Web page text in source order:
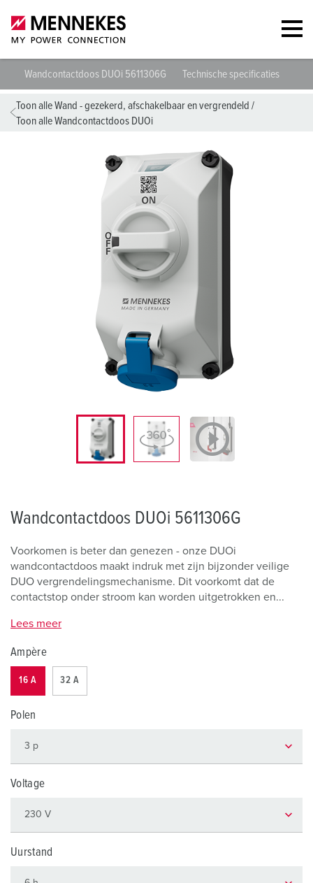
Wandcontactdoos DUOi 5611306G Technische specificaties
Toon alle Wand - gezekerd, afschakelbaar en vergrendeld /
Toon alle Wandcontactdoos DUOi
Wandcontactdoos DUOi 5611306G
Voorkomen is beter dan genezen - onze DUOi
wandcontactdoos maakt indruk met zijn bijzonder veilige
DUO vergrendelingsmechanisme. Dit voorkomt dat de
contactstop onder stroom kan worden uitgetrokken en...
Lees meer
Ampère
16 A 32 A
Polen
Voltage
Uurstand